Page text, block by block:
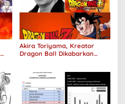
Akira Toriyama, Kreator
Dragon Ball Dikabarkan